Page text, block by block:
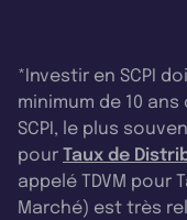
*Investir en SCPI
minimum de 10
SCPI, le plus
pour Taux de
appelé TDVM pour
Marché) est très